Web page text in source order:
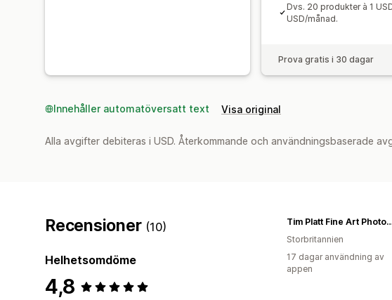
Dvs. 20 produkter à 1
USD/månad.
Prova gratis i 30 dagar
Innehåller automatöversatt text Visa original
Alla avgifter debiteras i USD. Återkommande och användningsbaserade
Recensioner (10)
Helhetsomdöme
4,8
Tim Platt Fine
Storbritannien
17 dagar användning av
appen